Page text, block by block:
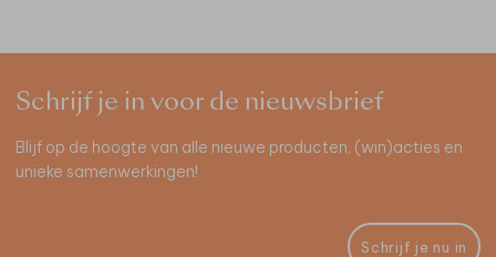
Schrijf je in voor de nieuwsbrief
Blijf op de hoogte van alle nieuwe producten, (win)acties en
unieke samenwerkingen!
Schrijf je nu in